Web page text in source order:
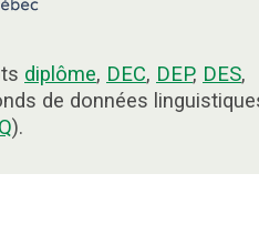
diplôme, DEC, DEP, DES,
de données
).